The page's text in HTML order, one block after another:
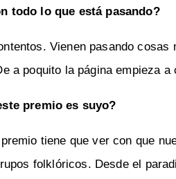
todo lo que está pasando?
Vienen pasando
a poquito la página empieza
premio es suyo?
tiene que ver con que
folklóricos. Desde el